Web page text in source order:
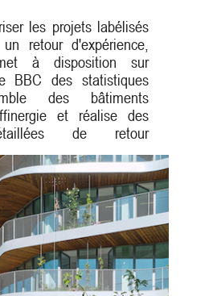
les projets labélisés
retour d'expérience,
à disposition sur
BBC des statistiques
des bâtiments
et réalise des
de retour